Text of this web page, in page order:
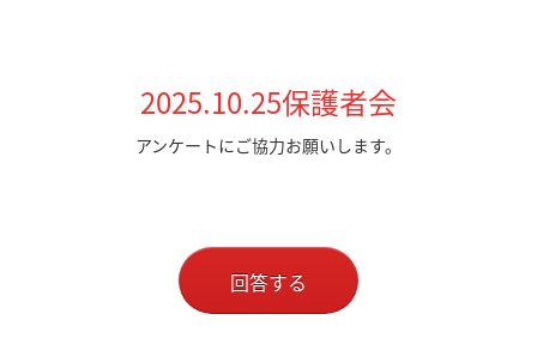
2025.10.25保護者会
アンケートにご協力お願いします。
回答する